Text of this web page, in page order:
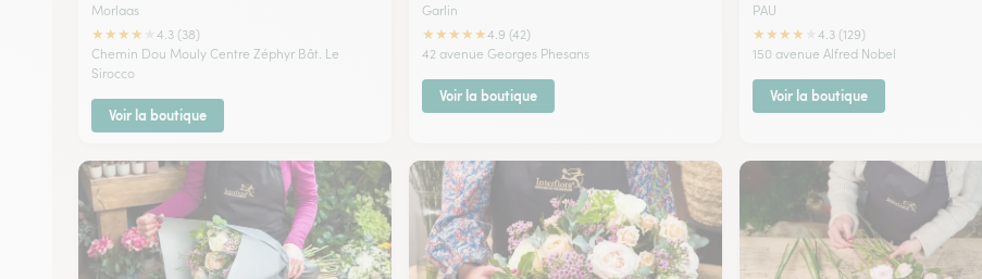
Morlaas
★★★★
4.3 (38)
Chemin Dou Mouly Centre Zéphyr Bât. Le
Sirocco
Voir la boutique
Garlin
★★★★★4.9 (42)
42 avenue Georges Phesans
Voir la boutique
PAU
★★★★
4.3 (129)
150 avenue Alfred Nobel
Voir la boutique